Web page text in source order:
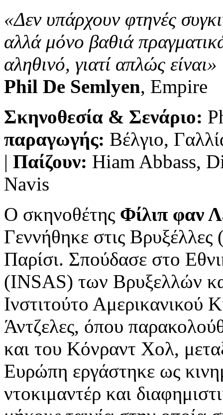
«Δεν υπάρχουν φτηνές
αλλά μόνο βαθιά
αληθινό, γιατί απλώς είναι»
Phil De Semlyen, Empire
Σκηνοθεσία & Σενάριο:
παραγωγής: Βέλγιο,
| Παίζουν: Hiam Abbass,
Ο σκηνοθέτης Φίλιπ φαν
Γεννήθηκε στις Βρυξέλλες
Παρίσι. Σπούδασε στο
(INSAS) των Βρυξελλών
Ινστιτούτο Αμερικανικού
Άντζελες, όπου
και του Κόνραντ Χολ,
Ευρώπη εργάστηκε ως
ντοκιμαντέρ και